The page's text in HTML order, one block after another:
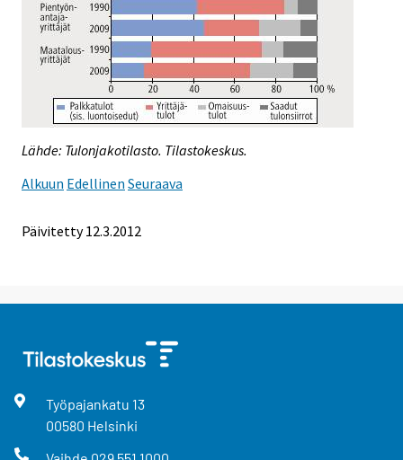
Lähde: Tulonjakotilasto. Tilastokeskus.
Alkuun Edellinen Seuraava
Päivitetty 12.3.2012
Työpajankatu 13
00580 Helsinki